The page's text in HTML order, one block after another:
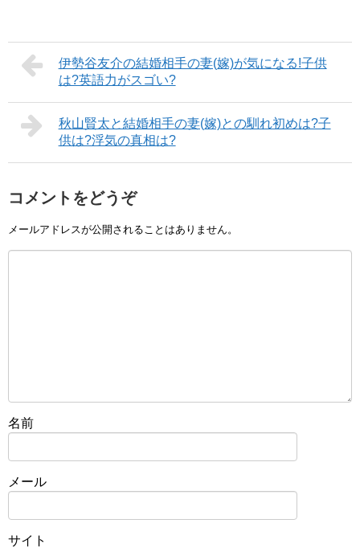
伊勢谷友介の結婚相手の妻(嫁)が気になる!子供
は?英語力がスゴい?
秋山賢太と結婚相手の妻(嫁)との馴れ初めは?子
供は?浮気の真相は?
コメントをどうぞ
メールアドレスが公開されることはありません。
名前
メール
サイト